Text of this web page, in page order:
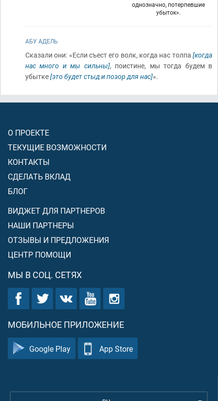
однозначно, потерпевшие
убыток».
АБУ АДЕЛЬ
Сказали они: «Если съест его волк, когда нас толпа [когда
нас много и мы сильны], поистине, мы тогда будем в
убытке[это будет стыд и позор для нас]».
О ПРОЕКТЕ
ТЕКУЩИЕ ВОЗМОЖНОСТИ
КОНТАКТЫ
СДЕЛАТЬ ВКЛАД
БЛОГ
ВИДЖЕТ ДЛЯ ПАРТНЕРОВ
НАШИ ПАРТНЕРЫ
ОТЗЫВЫ И ПРЕДЛОЖЕНИЯ
ЦЕНТР ПОМОЩИ
МЫ В СОЦ. СЕТЯХ
МОБИЛЬНОЕ ПРИЛОЖЕНИЕ
Google Play App Store